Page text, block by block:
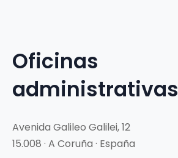
Oficinas
administrativas
Avenida Galileo Galilei, 12
15.008 · A Coruña · España